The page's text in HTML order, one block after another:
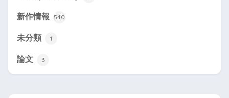
新作情報 540
未分類 1
論文 3